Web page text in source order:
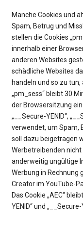
Manche Cookies und
Spam, Betrug und
stellen die Cookies
innerhalb einer
anderen Websites
schädliche Websites
handeln und so zu tun,
„pm_sess“ bleibt 30
der Browsersitzung
„__Secure-YENID“,
verwendet, um Spam,
soll dazu beigetragen
Werbetreibenden
anderweitig ungültige
Werbung in Rechnung
Creator im YouTube-
Das Cookie „AEC“
YENID“ und